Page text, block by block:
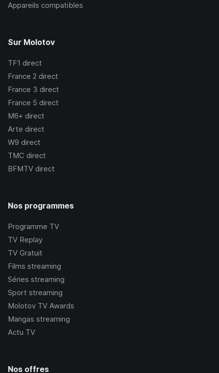
Appareils compatibles
Sur Molotov
TF1 direct
France 2 direct
France 3 direct
France 5 direct
M6+ direct
Arte direct
W9 direct
TMC direct
BFMTV direct
Nos programmes
Programme TV
TV Replay
TV Gratuit
Films streaming
Séries streaming
Sport streaming
Molotov TV Awards
Mangas streaming
Actu TV
Nos offres